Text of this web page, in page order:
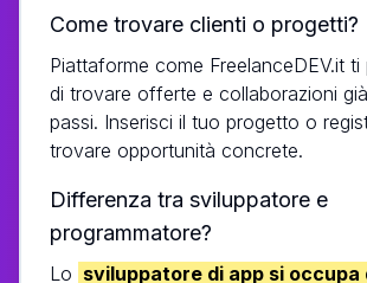
Come trovare clienti o progetti?
Piattaforme come FreelanceDEV.it
di trovare offerte e collaborazioni
passi. Inserisci il tuo progetto o
trovare opportunità concrete.
Differenza tra sviluppatore e
programmatore?
Lo sviluppatore di app si